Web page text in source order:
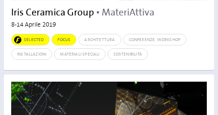
Iris Ceramica Group • MateriAttiva
8-14 Aprile 2019
SELECTED FOCUS ARCHITETTURA CONFERENZE, WORKSHOP
INSTALLAZIONI MATERIALI SPECIALI SOSTENIBILITÀ